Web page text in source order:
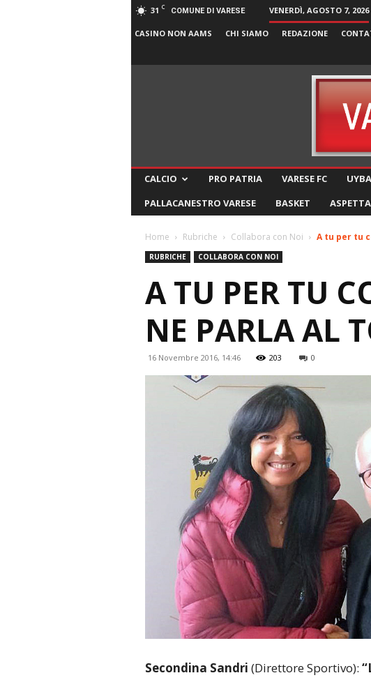
31 C COMUNE DI VARESE VENERDÌ, AGOSTO 7, 2026
CASINO NON AAMS CHI SIAMO REDAZIONE
CALCIO PRO PATRIA VARESE FC
PALLACANESTRO VARESE
BASKET
Home Rubriche Collabora con Noi A tu per tu
RUBRICHE COLLABORA CON NOI
A TU PER TU
NE PARLA AL
16 Novembre 2016, 14:46 203 0
Secondina Sandri (Direttore Sportivo):